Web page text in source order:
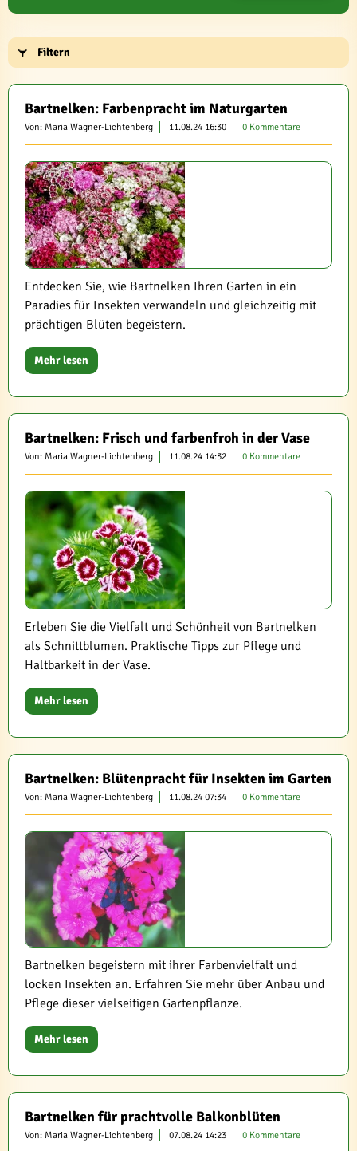
Filtern
Bartnelken: Farbenpracht im Naturgarten
Von: Maria Wagner-Lichtenberg 11.08.24 16:30 0 Kommentare
Entdecken Sie, wie Bartnelken Ihren Garten in ein
Paradies für Insekten verwandeln und gleichzeitig mit
prächtigen Blüten begeistern.
Mehr lesen
Bartnelken: Frisch und farbenfroh in der Vase
Von: Maria Wagner-Lichtenberg 11.08.24 14:32 0 Kommentare
Erleben Sie die Vielfalt und Schönheit von Bartnelken
als Schnittblumen. Praktische Tipps zur Pflege und
Haltbarkeit in der Vase.
Mehr lesen
Bartnelken: Blütenpracht für Insekten im Garten
Von: Maria Wagner-Lichtenberg 11.08.24 07:34 0 Kommentare
Bartnelken begeistern mit ihrer Farbenvielfalt und
locken Insekten an. Erfahren Sie mehr über Anbau und
Pflege dieser vielseitigen Gartenpflanze.
Mehr lesen
Bartnelken für prachtvolle Balkonblüten
Von: Maria Wagner-Lichtenberg 07.08.24 14:23 0 Kommentare